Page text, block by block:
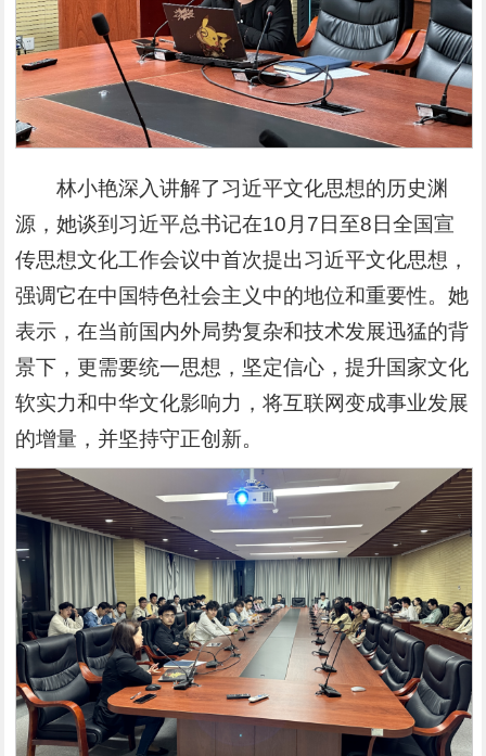
林小艳深入讲解了习近平文化思想的历史渊
源，她谈到习近平总书记在10月7日至8日全国宣
传思想文化工作会议中首次提出习近平文化思想，
强调它在中国特色社会主义中的地位和重要性。她
表示，在当前国内外局势复杂和技术发展迅猛的背
景下，更需要统一思想，坚定信心，提升国家文化
软实力和中华文化影响力，将互联网变成事业发展
的增量，并坚持守正创新。